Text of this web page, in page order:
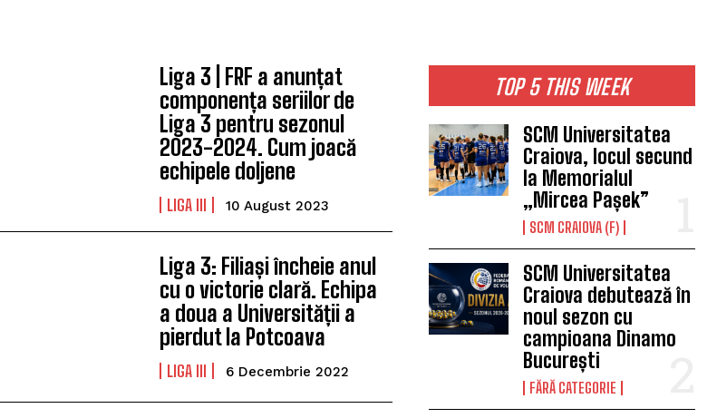
Liga 3 | FRF a anunțat
componența seriilor de
Liga 3 pentru sezonul
2023-2024. Cum joacă
echipele doljene
LIGA III 10 August 2023
Liga 3: Filiași încheie anul
cu o victorie clară. Echipa
a doua a Universității a
pierdut la Potcoava
LIGA III 6 Decembrie 2022
TOP 5 THIS WEEK
SCM Universitatea
Craiova, locul secund
la Memorialul
„Mircea Pașek”
SCM CRAIOVA (F)
SCM Universitatea
Craiova debutează în
noul sezon cu
campioana Dinamo
București
FĂRĂ CATEGORIE